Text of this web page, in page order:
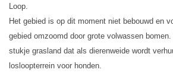
Loop.
Het gebied is op dit moment niet bebouwd en
gebied omzoomd door grote volwassen
stukje grasland dat als dierenweide wordt
losloopterrein voor honden.